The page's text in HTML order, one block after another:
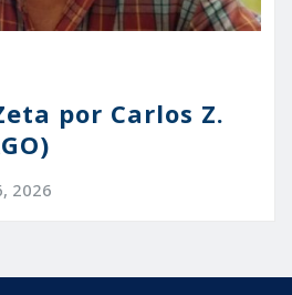
por Carlos Z.
2026